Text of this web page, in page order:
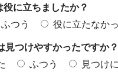
に立ちましたか？
ふつう
役に立たなか
見つけやすかったですか？
ふつう 見つけ